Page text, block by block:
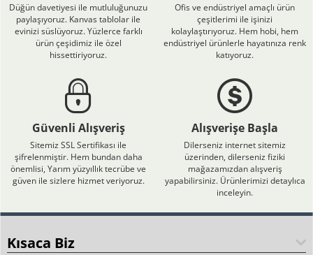
Düğün davetiyesi ile mutluluğunuzu
paylaşıyoruz. Kanvas tablolar ile
evinizi süslüyoruz. Yüzlerce farklı
ürün çeşidimiz ile özel
hissettiriyoruz.
Ofis ve endüstriyel amaçlı ürün
çeşitlerimi ile işinizi
kolaylaştırıyoruz. Hem hobi, hem
endüstriyel ürünlerle hayatınıza renk
katıyoruz.
Güvenli Alışveriş
Sitemiz SSL Sertifikası ile
şifrelenmiştir. Hem bundan daha
önemlisi, Yarım yüzyıllık tecrübe ve
güven ile sizlere hizmet veriyoruz.
Alışverişe Başla
Dilerseniz internet sitemiz
üzerinden, dilerseniz fiziki
mağazamızdan alışveriş
yapabilirsiniz. Ürünlerimizi detaylıca
inceleyin.
Kısaca Biz